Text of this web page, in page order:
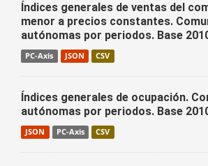
Índices generales de ventas del
menor a precios constantes.
autónomas por periodos. Base
PC-Axis JSON CSV
Índices generales de ocupación.
autónomas por periodos. Base
JSON PC-Axis CSV